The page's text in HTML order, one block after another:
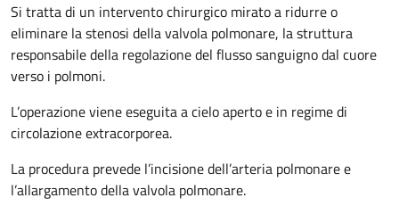
Si tratta di un intervento chirurgico mirato a ridurre o
eliminare la stenosi della valvola polmonare, la struttura
responsabile della regolazione del flusso sanguigno dal cuore
verso i polmoni.
L’operazione viene eseguita a cielo aperto e in regime di
circolazione extracorporea.
La procedura prevede l’incisione dell’arteria polmonare e
l’allargamento della valvola polmonare.